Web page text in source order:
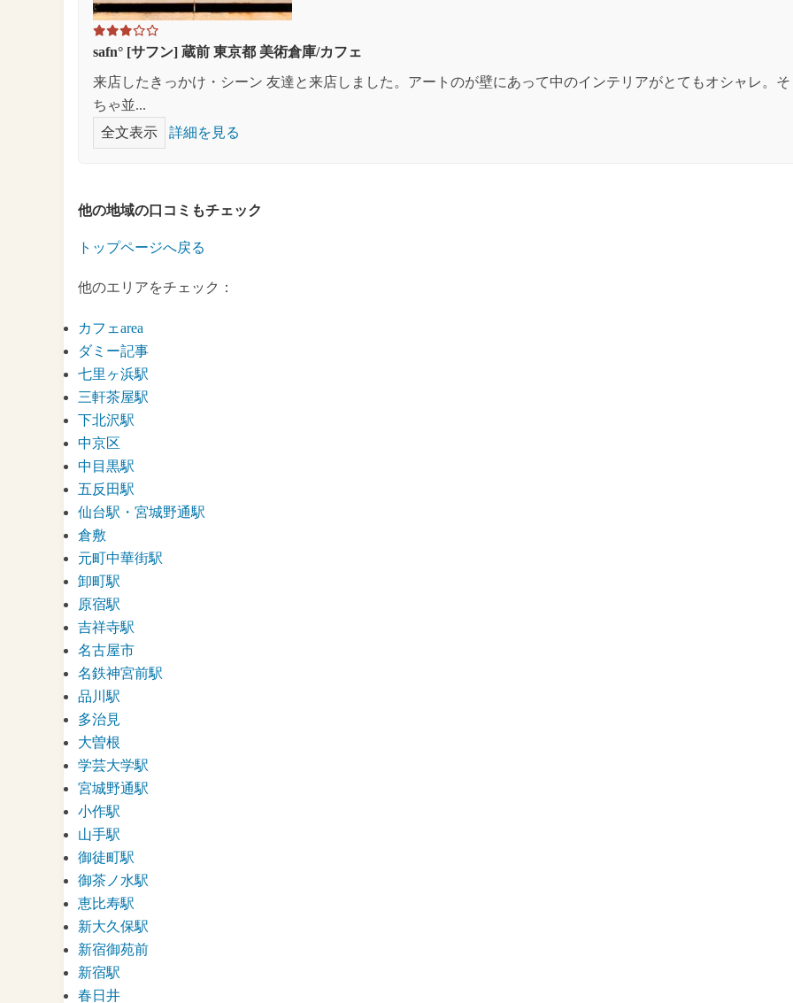
safn° [サフン] 蔵前 東京都 美術倉庫/カフェ
来店したきっかけ・シーン 友達と来店しました。アートのが壁にあって中のインテリアがとてもオシャレ。そ
ちゃ並...
全文表示
詳細を見る
他の地域の口コミもチェック
トップページへ戻る
他のエリアをチェック：
カフェarea
ダミー記事
七里ヶ浜駅
三軒茶屋駅
下北沢駅
中京区
中目黒駅
五反田駅
仙台駅・宮城野通駅
倉敷
元町中華街駅
卸町駅
原宿駅
吉祥寺駅
名古屋市
名鉄神宮前駅
品川駅
多治見
大曽根
学芸大学駅
宮城野通駅
小作駅
山手駅
御徒町駅
御茶ノ水駅
恵比寿駅
新大久保駅
新宿御苑前
新宿駅
春日井